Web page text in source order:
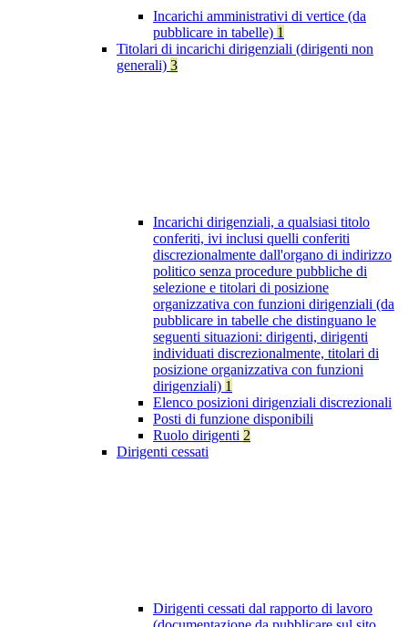
Incarichi amministrativi di vertice (da
pubblicare in tabelle) 1
Titolari di incarichi dirigenziali (dirigenti non
generali) 3
Incarichi dirigenziali, a qualsiasi titolo
conferiti, ivi inclusi quelli conferiti
discrezionalmente dall'organo di indirizzo
politico senza procedure pubbliche di
selezione e titolari di posizione
organizzativa con funzioni dirigenziali (da
pubblicare in tabelle che distinguano le
seguenti situazioni: dirigenti, dirigenti
individuati discrezionalmente, titolari di
posizione organizzativa con funzioni
dirigenziali) 1
Elenco posizioni dirigenziali discrezionali
Posti di funzione disponibili
Ruolo dirigenti 2
Dirigenti cessati
Dirigenti cessati dal rapporto di lavoro